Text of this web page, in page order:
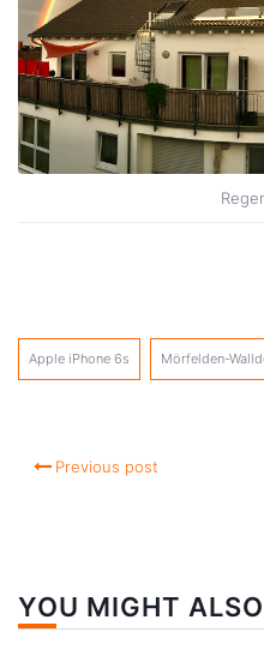
Apple iPhone 6s Mörfelden-
Previous post
YOU MIGHT